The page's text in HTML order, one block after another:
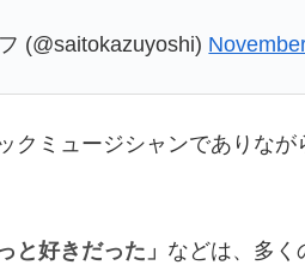
(@saitokazuyoshi)
クミュージシャンでありな
と好きだった」 などは、多く